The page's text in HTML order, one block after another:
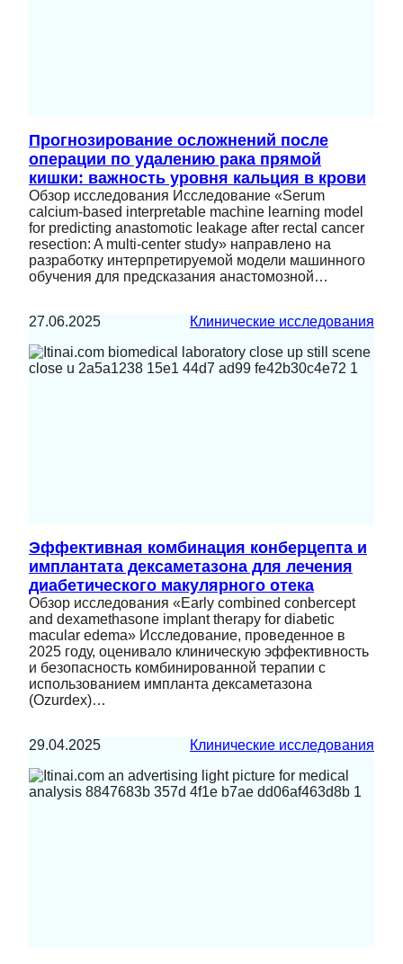
Прогнозирование осложнений после
операции по удалению рака прямой
кишки: важность уровня кальция в крови
Обзор исследования Исследование «Serum
calcium-based interpretable machine learning model
for predicting anastomotic leakage after rectal cancer
resection: A multi-center study» направлено на
разработку интерпретируемой модели машинного
обучения для предсказания анастомозной…
27.06.2025 Клинические исследования
Эффективная комбинация конберцепта и
имплантата дексаметазона для лечения
диабетического макулярного отека
Обзор исследования «Early combined conbercept
and dexamethasone implant therapy for diabetic
macular edema» Исследование, проведенное в
2025 году, оценивало клиническую эффективность
и безопасность комбинированной терапии с
использованием импланта дексаметазона
(Ozurdex)…
29.04.2025 Клинические исследования